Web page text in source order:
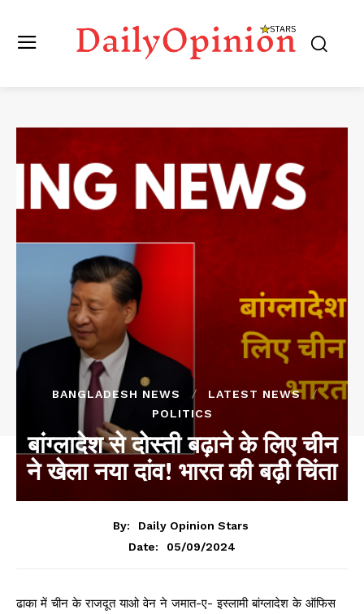
BANGLADESH NEWS
LATEST NEWS
POLITICS
बांग्लादेश से दोस्ती बढ़ाने के लिए चीन
ने खेला नया दांव! भारत की बढ़ी चिंता
By:
Daily Opinion Stars
Date:
05/09/2024
ढाका में चीन के राजदूत याओ वेन ने जमात-ए- इस्लामी बांग्लादेश के ऑफिस